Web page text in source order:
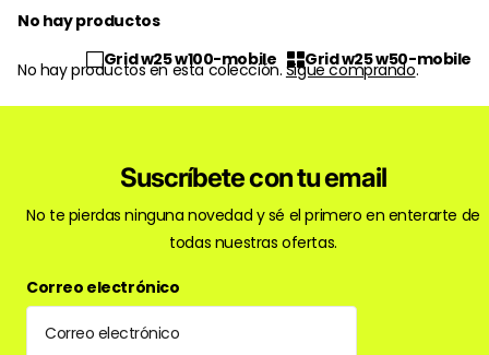
No hay productos
Grid w25 w100-mobile
Grid w25 w50-mobile
No hay productos en esta colección. Sigue comprando.
Suscríbete con tu email
No te pierdas ninguna novedad y sé el primero en enterarte de
todas nuestras ofertas.
Correo electrónico